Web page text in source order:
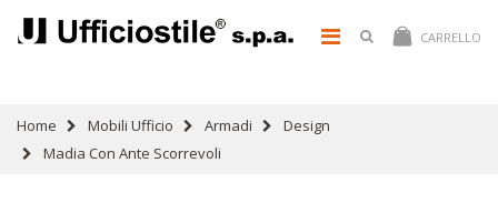
CARRELLO
Home Mobili Ufficio Armadi
Design
Madia Con Ante Scorrevoli